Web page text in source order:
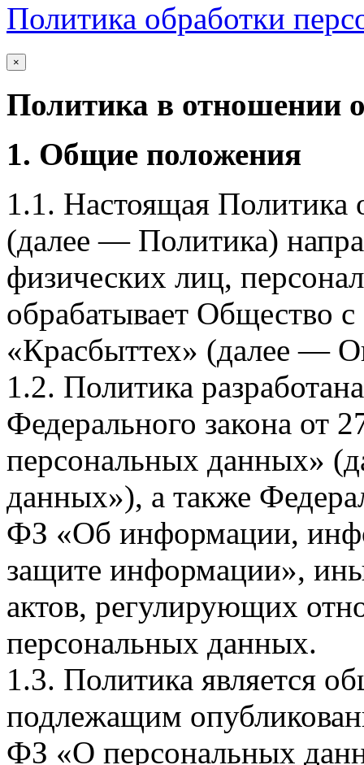
Политика обработки
×
Политика в отношении
1. Общие положения
1.1. Настоящая Политика
(далее — Политика)
физических лиц,
обрабатывает Общество
«Красбыттех» (далее —
1.2. Политика
Федерального закона
персональных данных»
данных»), а также
ФЗ «Об информации,
защите информации»,
актов, регулирующих
персональных данных.
1.3. Политика является
подлежащим
ФЗ «О персональных